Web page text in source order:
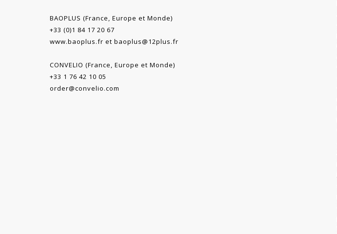
BAOPLUS (France, Europe et Monde)
+33 (0)1 84 17 20 67
www.baoplus.fr et baoplus@12plus.fr
CONVELIO (France, Europe et Monde)
+33 1 76 42 10 05
order@convelio.com